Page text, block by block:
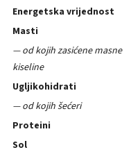
Energetska vrijednost
Masti
— od kojih zasićene masne
kiseline
Ugljikohidrati
— od kojih šećeri
Proteini
Sol